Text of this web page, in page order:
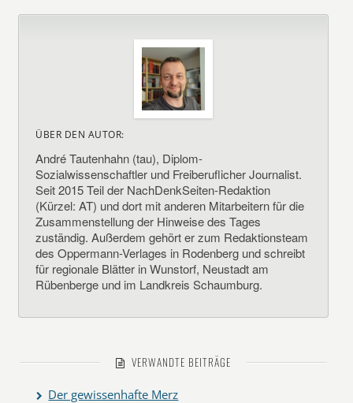
ÜBER DEN AUTOR:
André Tautenhahn (tau), Diplom-
Sozialwissenschaftler und Freiberuflicher Journalist.
Seit 2015 Teil der NachDenkSeiten-Redaktion
(Kürzel: AT) und dort mit anderen Mitarbeitern für die
Zusammenstellung der Hinweise des Tages
zuständig. Außerdem gehört er zum Redaktionsteam
des Oppermann-Verlages in Rodenberg und schreibt
für regionale Blätter in Wunstorf, Neustadt am
Rübenberge und im Landkreis Schaumburg.
VERWANDTE BEITRÄGE
Der gewissenhafte Merz